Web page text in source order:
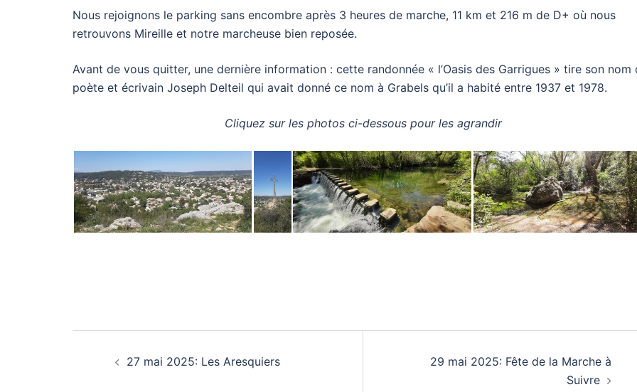
Nous rejoignons le parking sans encombre après 3 heures de marche, 11 km et 216 m de D+ où nous
retrouvons Mireille et notre marcheuse bien reposée.
Avant de vous quitter, une dernière information : cette randonnée « l’Oasis des Garrigues » tire son nom
poète et écrivain Joseph Delteil qui avait donné ce nom à Grabels qu’il a habité entre 1937 et 1978.
Cliquez sur les photos ci-dessous pour les agrandir
27 mai 2025: Les Aresquiers
29 mai 2025: Fête de la Marche à
Suivre